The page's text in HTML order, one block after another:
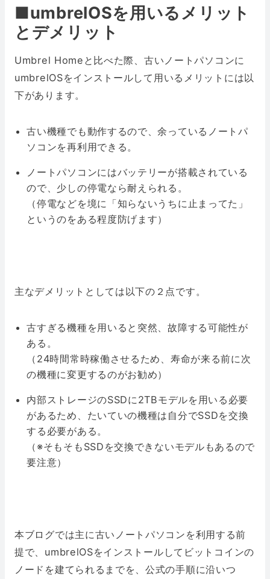
■umbrelOSを用いるメリット
とデメリット
Umbrel Homeと比べた際、古いノートパソコンに
umbrelOSをインストールして用いるメリットには以
下があります。
古い機種でも動作するので、余っているノートパ
ソコンを再利用できる。
ノートパソコンにはバッテリーが搭載されている
ので、少しの停電なら耐えられる。
（停電などを境に「知らないうちに止まってた」
というのをある程度防げます）
主なデメリットとしては以下の２点です。
古すぎる機種を用いると突然、故障する可能性が
ある。
（24時間常時稼働させるため、寿命が来る前に次
の機種に変更するのがお勧め）
内部ストレージのSSDに2TBモデルを用いる必要
があるため、たいていの機種は自分でSSDを交換
する必要がある。
（※そもそもSSDを交換できないモデルもあるので
要注意）
本ブログでは主に古いノートパソコンを利用する前
提で、umbrelOSをインストールしてビットコインの
ノードを建てられるまでを、公式の手順に沿いつ